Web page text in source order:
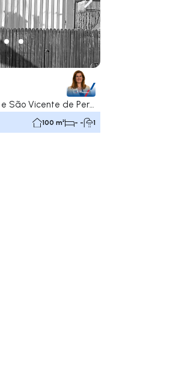
Navegar a la derecha
Ovar, São João, Arada e São Vicente de Pereira Jusã, Ovar
100 m² - - 1